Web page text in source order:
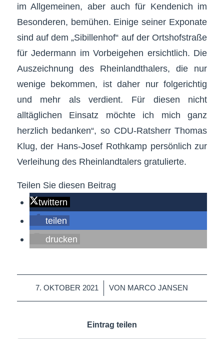
im Allgemeinen, aber auch für Kendenich im
Besonderen, bemühen. Einige seiner Exponate
sind auf dem „Sibillenhof“ auf der Ortshofstraße
für Jedermann im Vorbeigehen ersichtlich. Die
Auszeichnung des Rheinlandthalers, die nur
wenige bekommen, ist daher nur folgerichtig
und mehr als verdient. Für diesen nicht
alltäglichen Einsatz möchte ich mich ganz
herzlich bedanken“, so CDU-Ratsherr Thomas
Klug, der Hans-Josef Rothkamp persönlich zur
Verleihung des Rheinlandtalers gratulierte.
Teilen Sie diesen Beitrag
twittern
teilen
drucken
7. OKTOBER 2021
/ VON MARCO JANSEN
Eintrag teilen